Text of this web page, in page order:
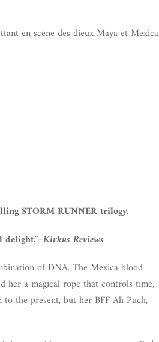
en scène des dieux Maya et Mexica
STORM RUNNER trilogy.
Kirkus Reviews
of DNA. The Mexica blood
her a magical rope that controls time,
the present, but her BFF Ah Puch,